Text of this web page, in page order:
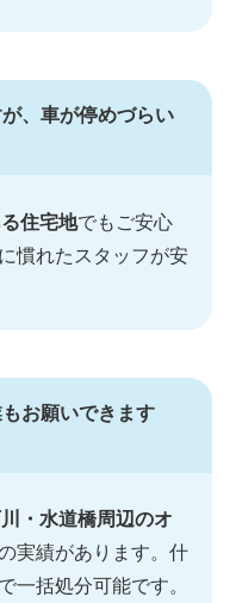
、車が停めづらい
住宅地でもご安心
慣れたスタッフが安
お願いできます
・水道橋周辺のオ
実績があります。什
一括処分可能です。